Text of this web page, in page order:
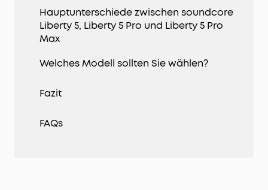
Hauptunterschiede zwischen soundcore
Liberty 5, Liberty 5 Pro und Liberty 5 Pro
Max
Welches Modell sollten Sie wählen?
Fazit
FAQs